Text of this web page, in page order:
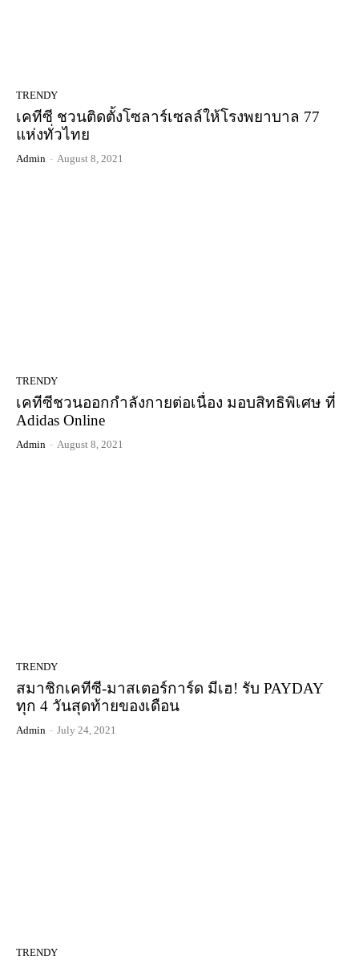
TRENDY
เคทีซี ชวนติดตั้งโซลาร์เซลล์ให้โรงพยาบาล 77
แห่งทั่วไทย
Admin - August 8, 2021
TRENDY
เคทีซีชวนออกกำลังกายต่อเนื่อง มอบสิทธิพิเศษ ที่
Adidas Online
Admin - August 8, 2021
TRENDY
สมาชิกเคทีซี-มาสเตอร์การ์ด มีเฮ! รับ PAYDAY
ทุก 4 วันสุดท้ายของเดือน
Admin - July 24, 2021
TRENDY